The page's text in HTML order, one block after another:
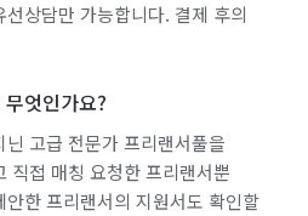
상담만 가능합니다. 결제 후의
엇인가요?
고급 전문가 프리랜서풀을
직접 매칭 요청한 프리랜서뿐
한 프리랜서의 지원서도 확인할